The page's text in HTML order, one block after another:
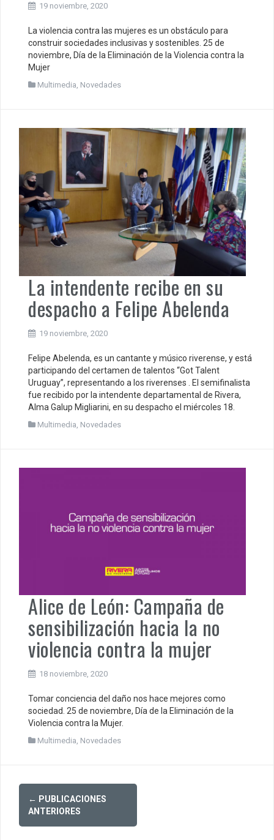
19 noviembre, 2020
La violencia contra las mujeres es un obstáculo para
construir sociedades inclusivas y sostenibles. 25 de
noviembre, Día de la Eliminación de la Violencia contra la
Mujer
Multimedia Novedades
La intendente recibe en su
despacho a Felipe Abelenda
19 noviembre, 2020
Felipe Abelenda, es un cantante y músico riverense, y está
participando del certamen de talentos “Got Talent
Uruguay”, representando a los riverenses . El semifinalista
fue recibido por la intendente departamental de Rivera,
Alma Galup Migliarini, en su despacho el miércoles 18.
Multimedia Novedades
Alice de León: Campaña de
sensibilización hacia la no
violencia contra la mujer
18 noviembre, 2020
Tomar conciencia del daño nos hace mejores como
sociedad. 25 de noviembre, Día de la Eliminación de la
Violencia contra la Mujer.
Multimedia, Novedades
Posts
navigation
← PUBLICACIONES
ANTERIORES